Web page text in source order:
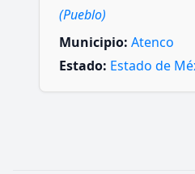
(Pueblo)
Municipio: Atenco
Estado: Estado de